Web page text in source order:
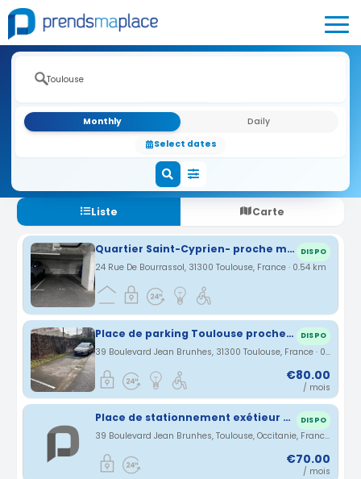
Monthly
Daily
Select dates
Liste Carte
Quartier Saint-Cyprien- proche métro St Cyprien DISPO
24 Rue De Bourrassol, 31300 Toulouse, France · 0.54 km
Place de parking Toulouse proche Patte d'Oie DISPO
39 Boulevard Jean Brunhes, 31300 Toulouse, France · 0.64 km
€80.00
/ mois
Place de stationnement exétieur quartier Bourrassol DISPO
39 Boulevard Jean Brunhes, Toulouse, Occitanie, France · 0.65 km
€70.00
/ mois